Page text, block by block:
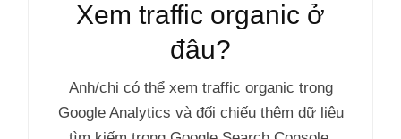
Xem traffic organic ở
đâu?
Anh/chị có thể xem traffic organic trong
Google Analytics và đối chiếu thêm dữ liệu